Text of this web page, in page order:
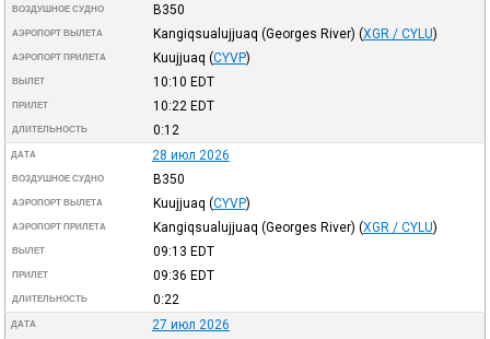
ВОЗДУШНОЕ СУДНО B350
АЭРОПОРТ ВЫЛЕТА Kangiqsualujjuaq (Georges River) (XGR / CYLU)
АЭРОПОРТ ПРИЛЕТА Kuujjuaq (CYVP)
ВЫЛЕТ 10:10 EDT
ПРИЛЕТ 10:22 EDT
ДЛИТЕЛЬНОСТЬ 0:12
ДАТА 28 июл 2026
ВОЗДУШНОЕ СУДНО B350
АЭРОПОРТ ВЫЛЕТА Kuujjuaq (CYVP)
АЭРОПОРТ ПРИЛЕТА Kangiqsualujjuaq (Georges River) (XGR / CYLU)
ВЫЛЕТ 09:13 EDT
ПРИЛЕТ 09:36 EDT
ДЛИТЕЛЬНОСТЬ 0:22
ДАТА 27 июл 2026